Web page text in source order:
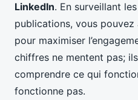
LinkedIn. En surveillant
publications, vous
pour maximiser
chiffres ne mentent pas;
comprendre ce qui
fonctionne pas.